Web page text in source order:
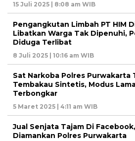
15 Juli 2025 | 8:08 am WIB
Pengangkutan Limbah PT HIM
Libatkan Warga Tak Dipenuhi,
Diduga Terlibat
8 Juli 2025 | 10:16 am WIB
Sat Narkoba Polres Purwakarta
Tembakau Sintetis, Modus
Terbongkar
5 Maret 2025 | 4:11 am WIB
Jual Senjata Tajam Di
Diamankan Polres Purwakarta